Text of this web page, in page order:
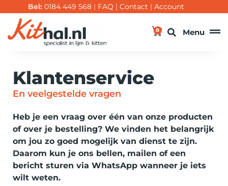
Bel: 0184 449 568 | FAQ | Contact | Account
0 Menu
Klantenservice
En veelgestelde vragen
Heb je een vraag over één van onze producten
of over je bestelling? We vinden het belangrijk
om jou zo goed mogelijk van dienst te zijn.
Daarom kun je ons bellen, mailen of een
bericht sturen via WhatsApp wanneer je iets
wilt weten.